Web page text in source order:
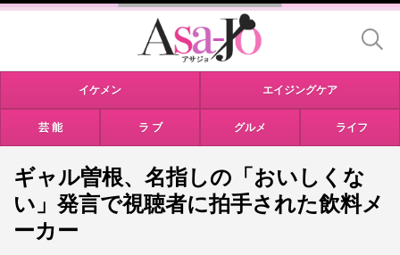
イケメン エイジングケア
芸 能 ラ ブ グルメ ライフ
ギャル曽根、名指しの「おいしくな
い」発言で視聴者に拍手された飲料メ
ーカー